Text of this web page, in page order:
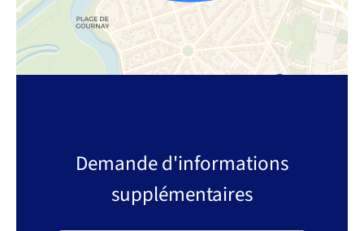
Demande d'informations
supplémentaires